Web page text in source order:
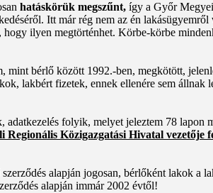
hatáskörük megszűnt,így a Győr
Itt már rég nem az én
ilyen megtörténhet. Körbe-körbe
mint bérlő között 1992.-ben, megkötött,
lakbért fizetek, ennek ellenére sem állnak
adatkezelés folyik, melyet jeleztem 78 lapon
Közigazgatási Hivatal vezetője
alapján jogosan, bérlőként lakok a
alapján immár 2002 évtől!